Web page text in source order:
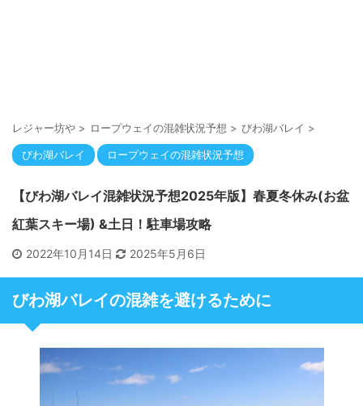
レジャー坊や > ロープウェイの混雑状況予想 > びわ湖バレイ >
びわ湖バレイ ロープウェイの混雑状況予想
【びわ湖バレイ混雑状況予想2025年版】春夏冬休み(お盆
紅葉スキー場) &土日！駐車場攻略
2022年10月14日 2025年5月6日
びわ湖バレイの混雑を避けるために